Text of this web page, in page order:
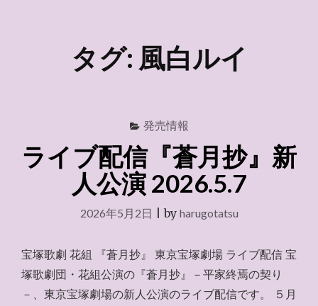
タグ: 風白ルイ
発売情報
ライブ配信『蒼月抄』新
人公演 2026.5.7
2026年5月2日 |by harugotatsu
宝塚歌劇 花組 『蒼月抄』 東京宝塚劇場 ライブ配信 宝
塚歌劇団・花組公演の『蒼月抄』－平家終焉の契り
－、東京宝塚劇場の新人公演のライブ配信です。 ５月